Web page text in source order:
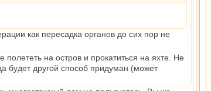
как пересадка органов до сих пор не
на остров и прокатиться на яхте. Не
будет другой способ придуман (может